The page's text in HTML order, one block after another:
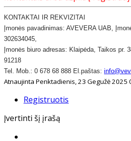
KONTAKTAI IR REKVIZITAI
​Įmonės pavadinimas: AVEVERA UAB,
302634045,
Įmonės biuro adresas: Klaipėda, Taikos pr.
91218
​Tel. Mob.: 0 678 68 888 El.paštas:
Atnaujinta Penktadienis, 23 Gegužė 2025
Registruotis
Įvertinti šį įrašą